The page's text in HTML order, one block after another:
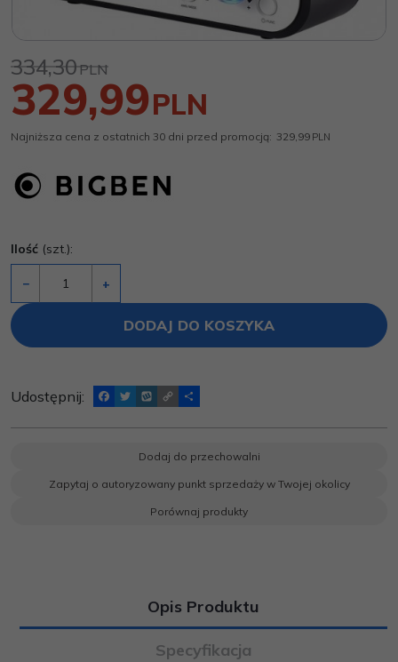
334,30PLN
329,99PLN
Najniższa cena z ostatnich 30 dni przed promocją: 329,99 PLN
Ilość (szt.):
− +
DODAJ DO KOSZYKA
Udostępnij:
F
a
c
o
T
w
i
r
W
y
k
p
C
o
p
L
i
n
P
o
d
i
e
l
i
Dodaj do przechowalni
Zapytaj o autoryzowany punkt sprzedaży w Twojej okolicy
Porównaj produkty
Opis Produktu
Specyfikacja